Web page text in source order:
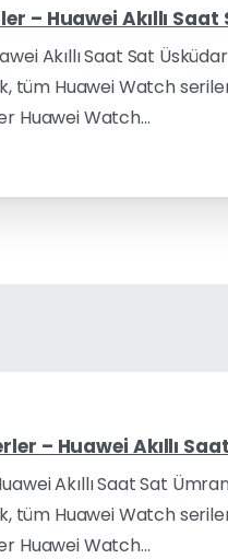
– Huawei Akıllı Saat
Akıllı Saat Sat
tüm Huawei Watch
Huawei Watch...
– Huawei Akıllı
Akıllı Saat Sat
tüm Huawei Watch
Huawei Watch...